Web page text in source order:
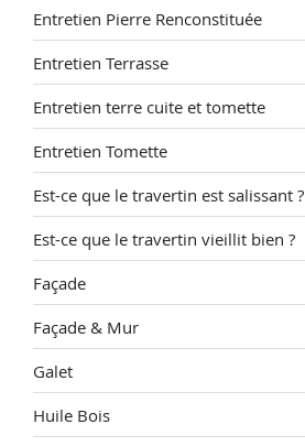
Entretien Pierre Renconstituée
Entretien Terrasse
Entretien terre cuite et tomette
Entretien Tomette
Est-ce que le travertin est salissant ?
Est-ce que le travertin vieillit bien ?
Façade
Façade & Mur
Galet
Huile Bois